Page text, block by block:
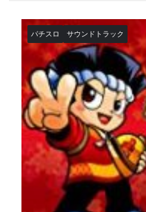
パチスロ サウンドトラック